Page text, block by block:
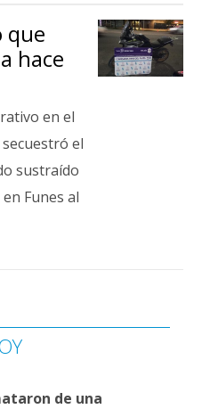
que
hace
en el
el
sustraído
Funes al
de una